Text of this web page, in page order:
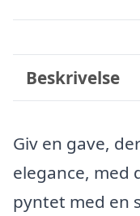
Beskrivelse
Giv en gave,
elegance, med
pyntet med en